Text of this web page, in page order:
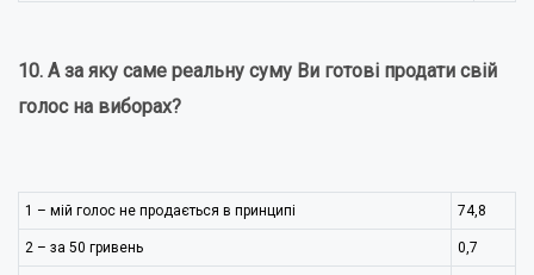
10. А за яку саме реальну суму Ви готові продати свій
голос на виборах?
1 – мій голос не продається в принципі 74,8
2 – за 50 гривень 0,7